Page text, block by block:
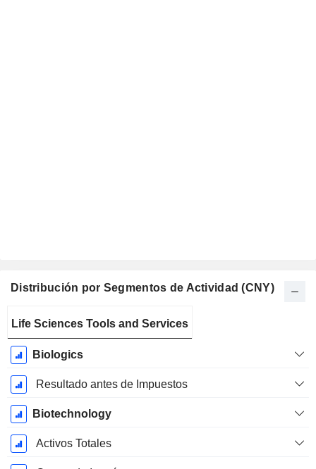
Distribución por Segmentos de Actividad (CNY)
fiscal:
Diciembre
Life Sciences Tools and Services
Biologics
Resultado antes de Impuestos
Biotechnology
Activos Totales